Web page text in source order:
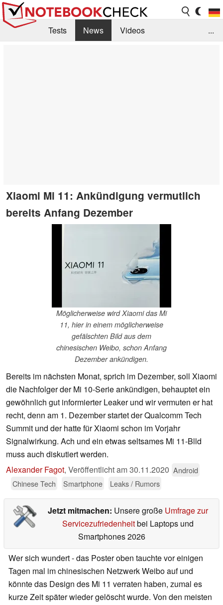
Tests News
Videos
...
Xiaomi Mi 11: Ankündigung vermutlich
bereits Anfang Dezember
Möglicherweise wird Xiaomi das Mi
11, hier in einem möglicherweise
gefälschten Bild aus dem
chinesischen Weibo, schon Anfang
Dezember ankündigen.
Bereits im nächsten Monat, sprich im Dezember, soll Xiaomi
die Nachfolger der Mi 10-Serie ankündigen, behauptet ein
gewöhnlich gut informierter Leaker und wir vermuten er hat
recht, denn am 1. Dezember startet der Qualcomm Tech
Summit und der hatte für Xiaomi schon im Vorjahr
Signalwirkung. Ach und ein etwas seltsames Mi 11-Blld
muss auch diskutiert werden.
Alexander Fagot, Veröffentlicht am30.11.2020 Android
Chinese Tech
Smartphone Leaks / Rumors
Jetzt mitmachen: Unsere große Umfrage zur
Servicezufriedenheitbei Laptops und
Smartphones 2026
Wer sich wundert - das Poster oben tauchte vor einigen
Tagen mal im chinesischen Netzwerk Weibo auf und
könnte das Design des Mi 11 verraten haben, zumal es
kurze Zeit später wieder gelöscht wurde. Von den meisten